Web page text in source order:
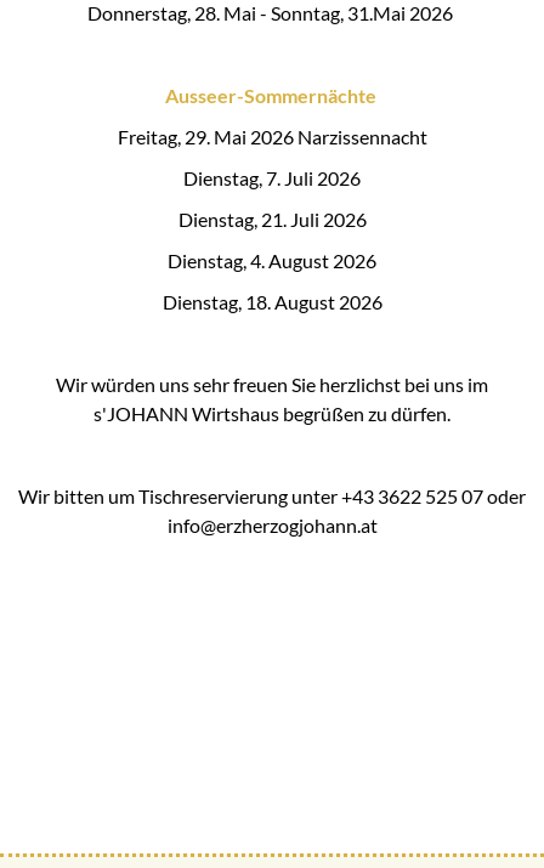
Donnerstag, 28. Mai - Sonntag, 31.Mai 2026
Ausseer-Sommernächte
Freitag, 29. Mai 2026 Narzissennacht
Dienstag, 7. Juli 2026
Dienstag, 21. Juli 2026
Dienstag, 4. August 2026
Dienstag, 18. August 2026
Wir würden uns sehr freuen Sie herzlichst bei uns im
s'JOHANN Wirtshaus begrüßen zu dürfen.
Wir bitten um Tischreservierung unter +43 3622 525 07 oder
info@erzherzogjohann.at